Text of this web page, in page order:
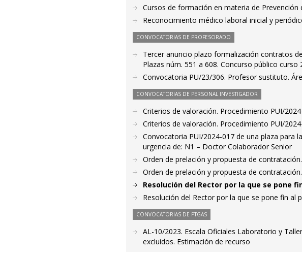
Cursos de formación en materia de Prevención
Reconocimiento médico laboral inicial y
CONVOCATORIAS DE PROFESORADO
Tercer anuncio plazo formalización contratos
Plazas núm. 551 a 608. Concurso público curso
Convocatoria PU/23/306. Profesor sustituto.
CONVOCATORIAS DE PERSONAL INVESTIGADOR
Criterios de valoración. Procedimiento PUI/
Criterios de valoración. Procedimiento PUI/
Convocatoria PUI/2024-017 de una plaza para
urgencia de: N1 – Doctor Colaborador Senior
Orden de prelación y propuesta de
Orden de prelación y propuesta de
Resolución del Rector por la que se pone
Resolución del Rector por la que se pone fin al
CONVOCATORIAS DE PTGAS
AL-10/2023. Escala Oficiales Laboratorio y
excluidos. Estimación de recurso